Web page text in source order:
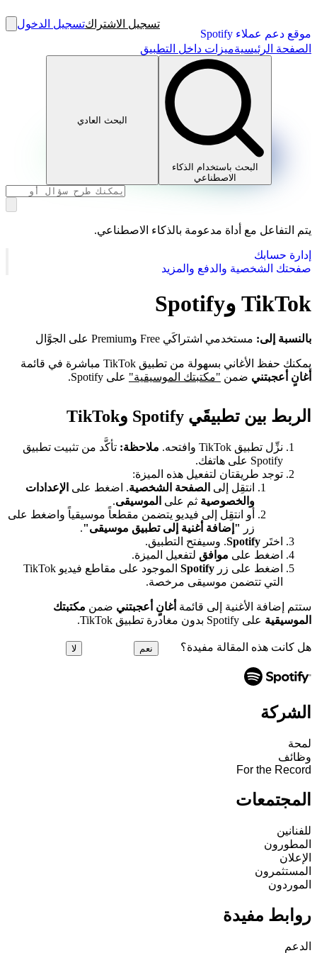
موقع دعم عملاء Spotify
تسجيل الاشتراكتسجيل الدخول
الصفحة الرئيسيةميزات داخل التطبيق
البحث باستخدام الذكاء
الاصطناعي
البحث العادي
يتم التفاعل مع أداة مدعومة بالذكاء الاصطناعي.
إدارة حسابك
صفحتك الشخصية والدفع والمزيد
TikTok وSpotify
بالنسبة إلى: مستخدمي اشتراكَي Free وPremium على الجوَّال
يمكنك حفظ الأغاني بسهولة من تطبيق TikTok مباشرة في قائمة
أغانٍ أعجبتني ضمن "مكتبتك الموسيقية" على Spotify.
الربط بين تطبيقَي Spotify وTikTok
نزِّل تطبيق TikTok وافتحه. ملاحظة: تأكَّد من تثبيت تطبيق
Spotify على هاتفك.
توجد طريقتان لتفعيل هذه الميزة:
انتقِل إلى الصفحة الشخصية. اضغط على الإعدادات
والخصوصية ثم على الموسيقى.
أو انتقِل إلى فيديو يتضمن مقطعاً موسيقياً واضغط على
زر
"إضافة أغنية إلى تطبيق موسيقى".
اختَر Spotify. وسيفتح التطبيق.
اضغط على موافق لتفعيل الميزة.
اضغط على زر Spotify
الموجود على مقاطع فيديو TikTok
التي تتضمن موسيقى مرخصة.
ستتم إضافة الأغنية إلى قائمة أغانٍ أعجبتني ضمن مكتبتك
الموسيقية على Spotify بدون مغادرة تطبيق TikTok.
هل كانت هذه المقالة مفيدة؟ نعم لا
الشركة
لمحة
وظائف
For the Record
المجتمعات
للفنانين
المطورون
الإعلان
المستثمرون
الموردون
روابط مفيدة
الدعم